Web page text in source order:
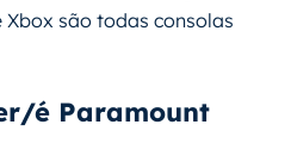
Xbox são todas consolas
é Paramount